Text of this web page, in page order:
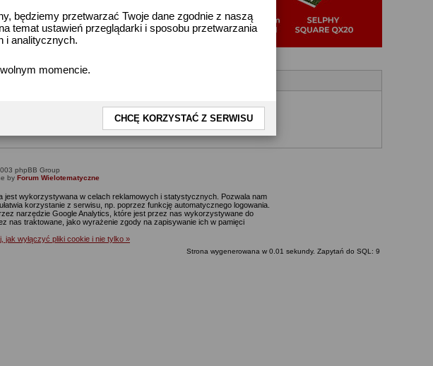
będziemy przetwarzać Twoje dane zgodnie z naszą
temat ustawień przeglądarki i sposobu przetwarzania
i analitycznych.
momencie.
CHCĘ KORZYSTAĆ Z SERWISU
do formularza rejestracyjnego.
phpBB Group
by Forum Wielotematyczne
wykorzystywana w celach reklamowych i statystycznych. Pozwala nam
korzystanie z serwisu, np. poprzez funkcję automatycznego logowania.
narzędzie Google Analytics, które jest przez nas wykorzystywane do
nas traktowane, jako wyrażenie zgody na zapisywanie ich w pamięci
jak wyłączyć pliki cookie i nie tylko »
Strona wygenerowana w 0.01 sekundy. Zapytań do SQL: 9